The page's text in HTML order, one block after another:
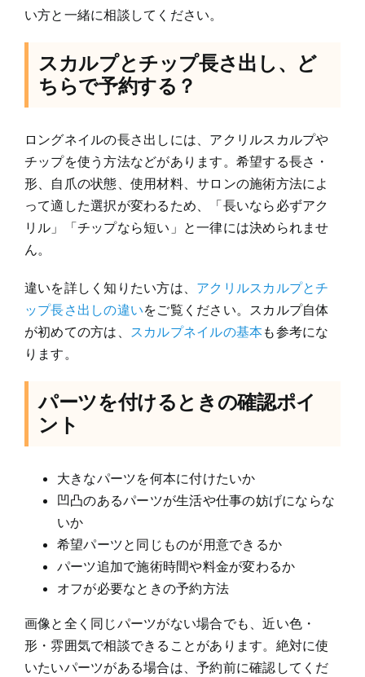
い方と一緒に相談してください。
スカルプとチップ長さ出し、ど
ちらで予約する？
ロングネイルの長さ出しには、アクリルスカルプや
チップを使う方法などがあります。希望する長さ・
形、自爪の状態、使用材料、サロンの施術方法によ
って適した選択が変わるため、「長いなら必ずアク
リル」「チップなら短い」と一律には決められませ
ん。
違いを詳しく知りたい方は、 アクリルスカルプとチ
ップ長さ出しの違いをご覧ください。スカルプ自体
が初めての方は、 スカルプネイルの基本も参考にな
ります。
パーツを付けるときの確認ポイ
ント
大きなパーツを何本に付けたいか
凹凸のあるパーツが生活や仕事の妨げにならな
いか
希望パーツと同じものが用意できるか
パーツ追加で施術時間や料金が変わるか
オフが必要なときの予約方法
画像と全く同じパーツがない場合でも、近い色・
形・雰囲気で相談できることがあります。絶対に使
いたいパーツがある場合は、予約前に確認してくだ